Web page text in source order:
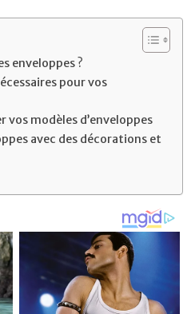
enveloppes ?
pour vos
vos modèles d’enveloppes
avec des décorations et